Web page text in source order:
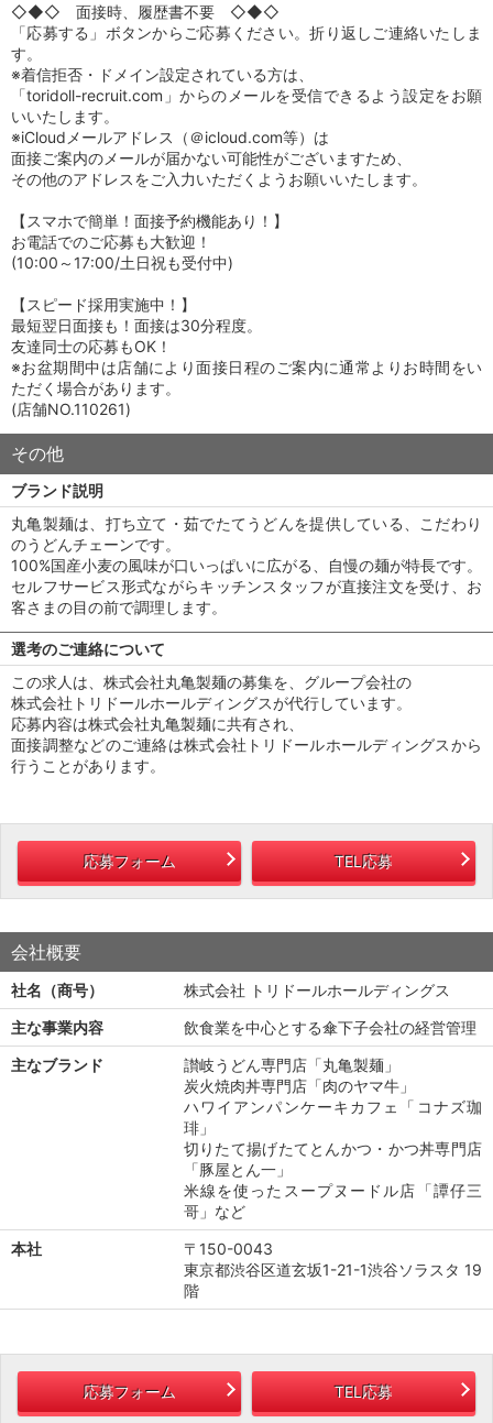
◇◆◇ 面接時、履歴書不要 ◇◆◇
「応募する」ボタンからご応募ください。折り返しご連絡いたしま
す。
※着信拒否・ドメイン設定されている方は、
「toridoll-recruit.com」からのメールを受信できるよう設定をお願
いいたします。
※iCloudメールアドレス（＠icloud.com等）は
面接ご案内のメールが届かない可能性がございますため、
その他のアドレスをご入力いただくようお願いいたします。
【スマホで簡単！面接予約機能あり！】
お電話でのご応募も大歓迎！
(10:00～17:00/土日祝も受付中)
【スピード採用実施中！】
最短翌日面接も！面接は30分程度。
友達同士の応募もOK！
※お盆期間中は店舗により面接日程のご案内に通常よりお時間をい
ただく場合があります。
(店舗NO.110261)
その他
ブランド説明
丸亀製麺は、打ち立て・茹でたてうどんを提供している、こだわり
のうどんチェーンです。
100%国産小麦の風味が口いっぱいに広がる、自慢の麺が特長です。
セルフサービス形式ながらキッチンスタッフが直接注文を受け、お
客さまの目の前で調理します。
選考のご連絡について
この求人は、株式会社丸亀製麺の募集を、グループ会社の
株式会社トリドールホールディングスが代行しています。
応募内容は株式会社丸亀製麺に共有され、
面接調整などのご連絡は株式会社トリドールホールディングスから
行うことがあります。
応募フォーム TEL応募
会社概要
社名（商号）
株式会社 トリドールホールディングス
主な事業内容
飲食業を中心とする傘下子会社の経営管理
主なブランド
讃岐うどん専門店「丸亀製麺」
炭火焼肉丼専門店「肉のヤマ牛」
ハワイアンパンケーキカフェ「コナズ珈
琲」
切りたて揚げたてとんかつ・かつ丼専門店
「豚屋とん一」
米線を使ったスープヌードル店「譚仔三
哥」など
本社
〒150-0043
東京都渋谷区道玄坂1-21-1渋谷ソラスタ 19
階
応募フォーム TEL応募